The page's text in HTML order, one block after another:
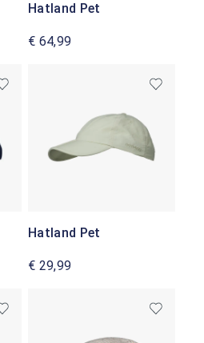
Hatland Pet
€ 64,99
Hatland Pet
€ 29,99